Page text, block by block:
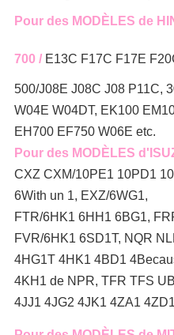
Pour des MODÈLES de
700 / E13C F17C F17E
500/J08E J08C J08 P11C,
W04E W04DT, EK100
EH700 EF750 W06E etc.
Pour des MODÈLES
CXZ CXM/10PE1 10PD1
6With un 1, EXZ/6WG1,
FTR/6HK1 6HH1 6BG1,
FVR/6HK1 6SD1T, NQR
4HG1T 4HK1 4BD1
4KH1 de NPR, TFR TFS
4JJ1 4JG2 4JK1 4ZA1